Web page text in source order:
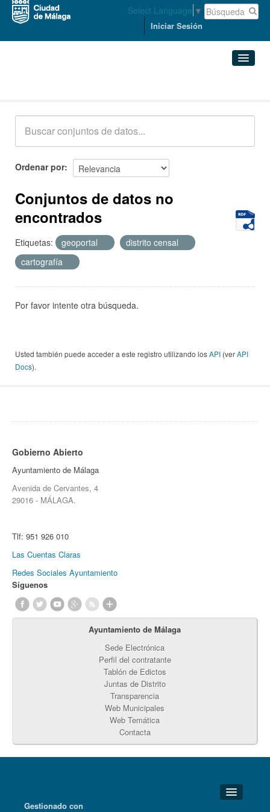
Select Language ▼
Iniciar Sesión
Acerca de
Ordenar por
Conjuntos de datos no
encontrados
Etiquetas: geoportal
distrito censal
cartografía
Por favor intente otra búsqueda.
Usted también puede acceder a este registro utilizando losAPI (verAPI
Docs).
Gobierno Abierto
Ayuntamiento de Málaga
Avenida de Cervantes, 4
29016 - MÁLAGA.
Tlf: 951 926 010
Las Cuentas Claras
Redes Sociales Ayuntamiento
Síguenos
Ayuntamiento de Málaga
Sede Electrónica
Perfil del contratante
Tablón de Edictos
Juntas de Distrito
Transparencia
Web Municipales
Web Temática
Contacta
Gestionado con